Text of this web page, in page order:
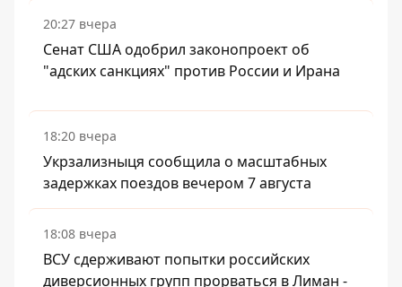
20:27 вчера
Сенат США одобрил законопроект об
"адских санкциях" против России и Ирана
18:20 вчера
Укрзализныця сообщила о масштабных
задержках поездов вечером 7 августа
18:08 вчера
ВСУ сдерживают попытки российских
диверсионных групп прорваться в Лиман -